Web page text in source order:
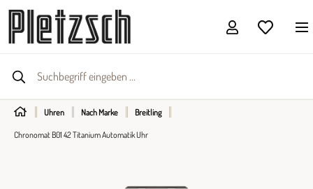
Uhren Nach Marke Breitling
Chronomat B01 42 Titanium Automatik Uhr